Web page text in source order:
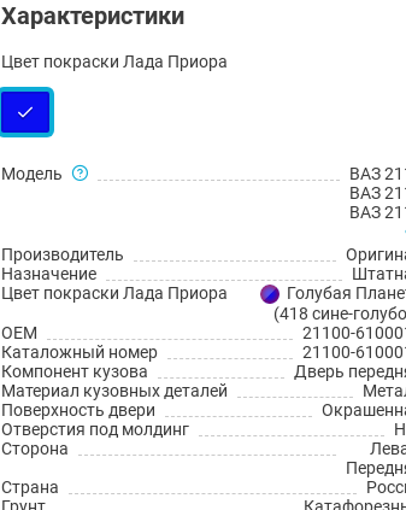
Характеристики
Цвет покраски Лада Приора
Модель
ВАЗ
ВАЗ
ВАЗ
Производитель
Назначение
Цвет покраски Лада Приора
Голубая
(418 сине-
OEM
21100-
Каталожный номер
21100-
Компонент кузова
Дверь
Материал кузовных деталей
Поверхность двери
Отверстия под молдинг
Сторона
Страна